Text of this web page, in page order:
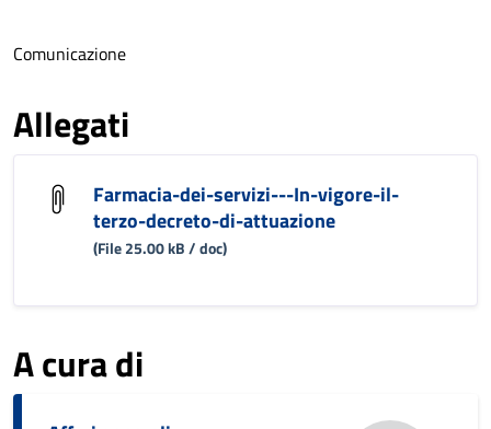
Comunicazione
Allegati
Farmacia-dei-servizi---In-vigore-il-
terzo-decreto-di-attuazione
(File 25.00 kB / doc)
A cura di